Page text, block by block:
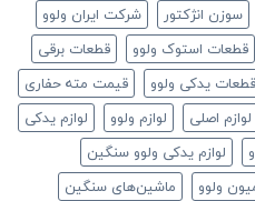
سوزن انژکتور
شرکت ایران ولوو
قطعات استوک ولوو
قطعات برقی
قطعات یدکی ولوو
قیمت مته حفاری
لوازم اصلی لوازم ولوو
لوازم یدکی
لوازم یدکی ولوو سنگین
ولوو
ماشین‌های سنگین